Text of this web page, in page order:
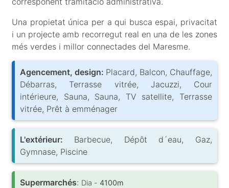
Una propietat única per a qui busca espai, privacitat
i un projecte amb recorregut real en una de les zones
més verdes i millor connectades del Maresme.
Agencement, design: Placard, Balcon, Chauffage,
Débarras, Terrasse vitrée, Jacuzzi, Cour
intérieure, Sauna, Sauna, TV satellite, Terrasse
vitrée, Prêt à emménager
L'extérieur: Barbecue, Dépôt d´eau, Gaz,
Gymnase, Piscine
Supermarchés: Dia - 4100m